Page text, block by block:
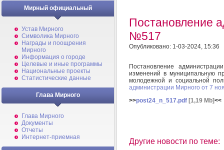
Мирный официальный
Устав Мирного
Символика Мирного
Награды и поощрения
Мирного
Информация о городе
Целевые и иные программы
Национальные проекты
Статистические данные
Глава Мирного
Глава Мирного
Документы
Отчеты
Интернет-приемная
Постановление
№517
Опубликовано: 1-03-2024, 15:36
Постановление
изменений в муниципальную
молодежной и социальной
администрации Мирного от 7
>>post24_n_517.pdf [1,19 Mb]<<
Другие новости по теме: